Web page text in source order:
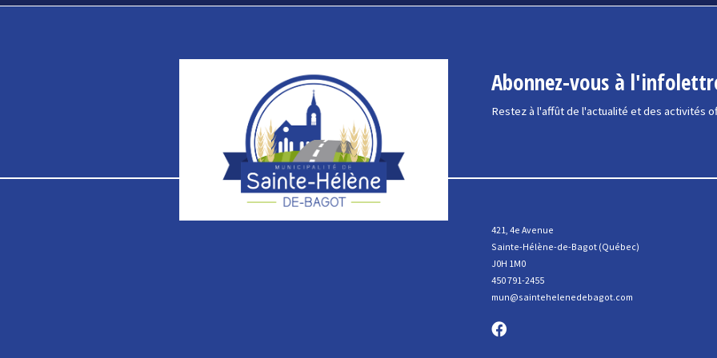
Abonnez-vous à
Restez à l'affût de l'actualité et des activités
421, 4e Avenue
Sainte-Hélène-de-Bagot (Québec)
J0H 1M0
450 791-2455
mun@saintehelenedebagot.com